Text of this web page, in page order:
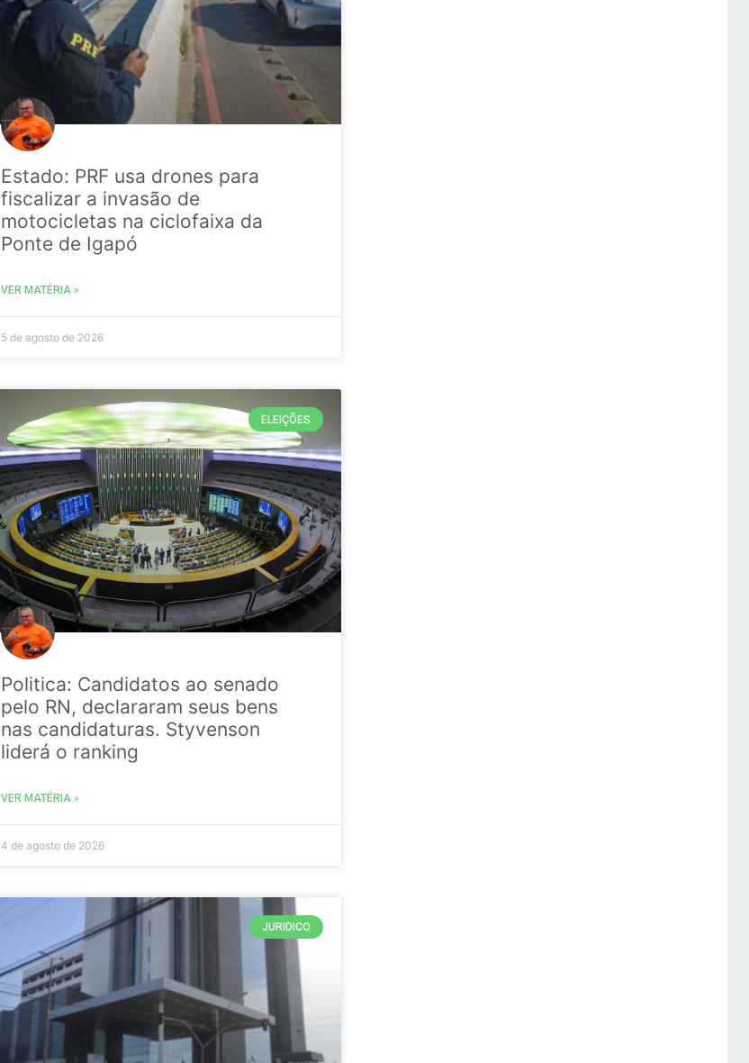
Estado: PRF usa drones para
fiscalizar a invasão de
motocicletas na ciclofaixa da
Ponte de Igapó
VER MATÉRIA »
5 de agosto de 2026
ELEIÇÕES
Politica: Candidatos ao senado
pelo RN, declararam seus bens
nas candidaturas. Styvenson
liderá o ranking
VER MATÉRIA »
4 de agosto de 2026
JURIDICO